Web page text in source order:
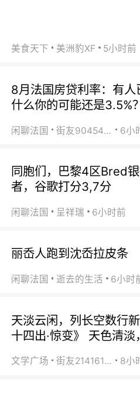
美食天下 美洲豹XF 5小时前
8月法国房贷利率：有
什么你的可能还是3.5%
闲聊法国 街友90454511 6小
同胞们，巴黎4区Bred
者，谷歌打分3,7分
闲聊法国 呈祥瑞 6小时前
丽岙人跑到沈岙拉皮条
闲聊法国 逝去的生活 6小时
天淡云闲，列长空数行
十四出·惊变》 天色清淡
文学广场 街友21416156 8小